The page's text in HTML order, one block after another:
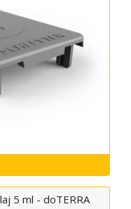
5 ml - doTERRA